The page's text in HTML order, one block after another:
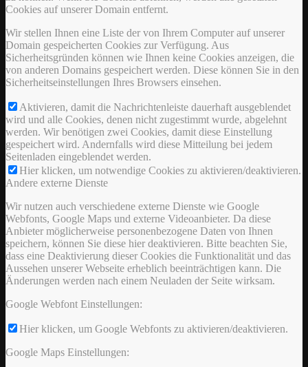
Cookies auf unserer Domain entfernt.
Wir stellen Ihnen eine Liste der von Ihrem Computer auf unserer
Domain gespeicherten Cookies zur Verfügung. Aus
Sicherheitsgründen können wie Ihnen keine Cookies anzeigen, die
von anderen Domains gespeichert werden. Diese können Sie in den
Sicherheitseinstellungen Ihres Browsers einsehen.
Aktivieren, damit die Nachrichtenleiste dauerhaft ausgeblendet
wird und alle Cookies, denen nicht zugestimmt wurde, abgelehnt
werden. Wir benötigen zwei Cookies, damit diese Einstellung
gespeichert wird. Andernfalls wird diese Mitteilung bei jedem
Seitenladen eingeblendet werden.
Hier klicken, um notwendige Cookies zu aktivieren/deaktivieren.
Andere externe Dienste
Wir nutzen auch verschiedene externe Dienste wie Google
Webfonts, Google Maps und externe Videoanbieter. Da diese
Anbieter möglicherweise personenbezogene Daten von Ihnen
speichern, können Sie diese hier deaktivieren. Bitte beachten Sie,
dass eine Deaktivierung dieser Cookies die Funktionalität und das
Aussehen unserer Webseite erheblich beeinträchtigen kann. Die
Änderungen werden nach einem Neuladen der Seite wirksam.
Google Webfont Einstellungen:
Hier klicken, um Google Webfonts zu aktivieren/deaktivieren.
Google Maps Einstellungen: